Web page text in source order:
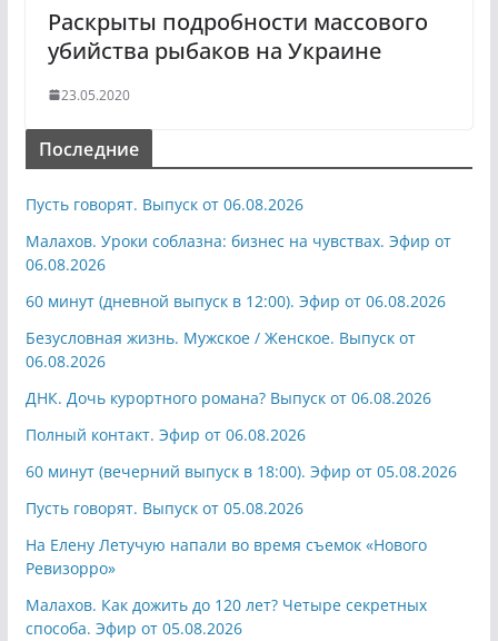
Раскрыты подробности массового
убийства рыбаков на Украине
23.05.2020
Последние
Пусть говорят. Выпуск от 06.08.2026
Малахов. Уроки соблазна: бизнес на чувствах. Эфир от
06.08.2026
60 минут (дневной выпуск в 12:00). Эфир от 06.08.2026
Безусловная жизнь. Мужское / Женское. Выпуск от
06.08.2026
ДНК. Дочь курортного романа? Выпуск от 06.08.2026
Полный контакт. Эфир от 06.08.2026
60 минут (вечерний выпуск в 18:00). Эфир от 05.08.2026
Пусть говорят. Выпуск от 05.08.2026
На Елену Летучую напали во время съемок «Нового
Ревизорро»
Малахов. Как дожить до 120 лет? Четыре секретных
способа. Эфир от 05.08.2026